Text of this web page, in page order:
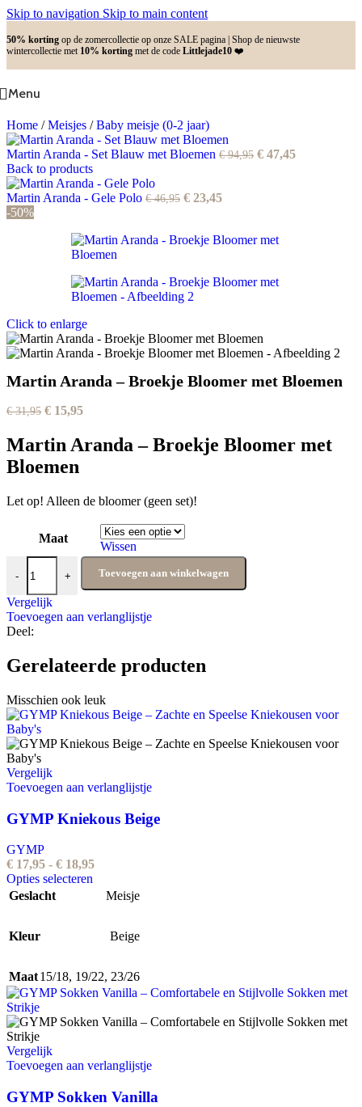
Skip to navigation Skip to main content
50% korting op de zomercollectie op onze SALE pagina | Shop de nieuwste
wintercollectie met 10% korting met de code Littlejade10 ❤️
Menu
Home / Meisjes / Baby meisje (0-2 jaar)
Martin Aranda - Set Blauw met Bloemen €94,95 Oorspronkelijke
€ 47,45Huidige
Back to products
Martin Aranda - Gele Polo €46,95 Oorspronkelijke
€ 46,95.
€ 23,45Huidige
€ 23,45.
-50%
Click to enlarge
Martin Aranda – Broekje Bloomer met Bloemen
€31,95 Oorspronkelijke
was:
€ 31,95.
€ 15,95Huidige
€ 15,95.
Martin Aranda – Broekje Bloomer met
Bloemen
Let op! Alleen de bloomer (geen set)!
Maat
Wissen
-
Martin Aranda - Broekje Bloomer met Bloemen aantal
+ Toevoegen aan winkelwagen
Vergelijk
Toevoegen aan verlanglijstje
Deel:
Gerelateerde producten
Misschien ook leuk
Vergelijk
Toevoegen aan verlanglijstje
GYMP Kniekous Beige
GYMP
€ 17,95 - € 18,95Prijsklasse:
tot
Opties selecteren
product
variaties.
kan
gekozen
op
Geslacht Meisje
Kleur Beige
Maat15/18, 19/22, 23/26
Vergelijk
Toevoegen aan verlanglijstje
GYMP Sokken Vanilla